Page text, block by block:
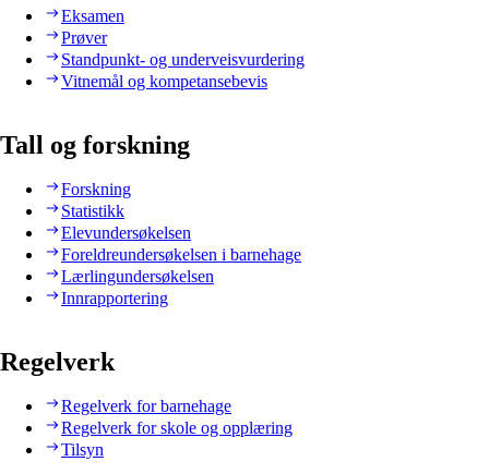
Eksamen
Prøver
Standpunkt- og underveisvurdering
Vitnemål og kompetansebevis
Tall og forskning
Forskning
Statistikk
Elevundersøkelsen
Foreldreundersøkelsen i barnehage
Lærlingundersøkelsen
Innrapportering
Regelverk
Regelverk for barnehage
Regelverk for skole og opplæring
Tilsyn